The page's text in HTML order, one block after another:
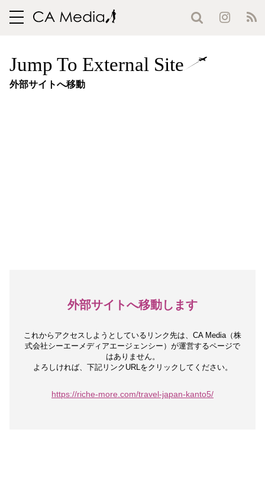
toggle
Jump To External Site
外部サイトへ移動
外部サイトへ移動します
これからアクセスしようとしているリンク先は、 CA Media（株
式会社シーエーメディアエージェンシー）が運営するページで
はありません。
よろしければ、下記リンクURLをクリックしてください。
https://riche-more.com/travel-japan-kanto5/